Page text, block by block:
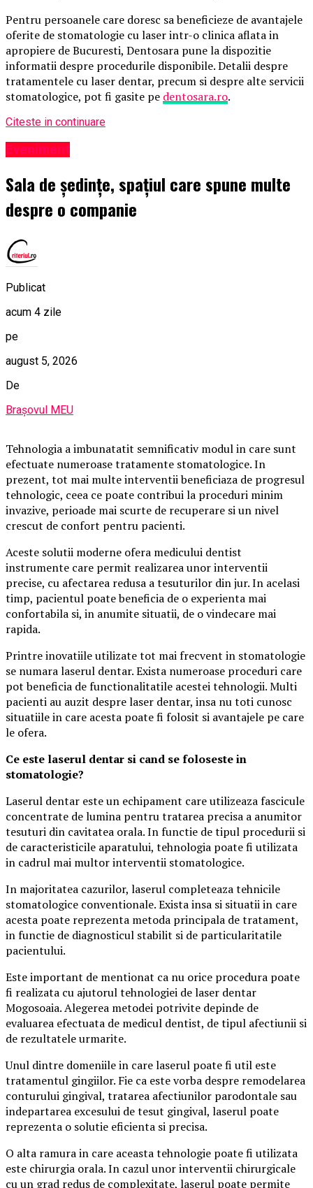
Pentru persoanele care doresc sa beneficieze de avantajele
oferite de stomatologie cu laser intr-o clinica aflata in
apropiere de Bucuresti, Dentosara pune la dispozitie
informatii despre procedurile disponibile. Detalii despre
tratamentele cu laser dentar, precum si despre alte servicii
stomatologice, pot fi gasite pe dentosara.ro.
Citeste in continuare
Eveniment
Sala de ședințe, spațiul care spune multe
despre o companie
Publicat
acum 4 zile
pe
august 5, 2026
De
Brașovul MEU
Tehnologia a imbunatatit semnificativ modul in care sunt
efectuate numeroase tratamente stomatologice. In
prezent, tot mai multe interventii beneficiaza de progresul
tehnologic, ceea ce poate contribui la proceduri minim
invazive, perioade mai scurte de recuperare si un nivel
crescut de confort pentru pacienti.
Aceste solutii moderne ofera medicului dentist
instrumente care permit realizarea unor interventii
precise, cu afectarea redusa a tesuturilor din jur. In acelasi
timp, pacientul poate beneficia de o experienta mai
confortabila si, in anumite situatii, de o vindecare mai
rapida.
Printre inovatiile utilizate tot mai frecvent in stomatologie
se numara laserul dentar. Exista numeroase proceduri care
pot beneficia de functionalitatile acestei tehnologii. Multi
pacienti au auzit despre laser dentar, insa nu toti cunosc
situatiile in care acesta poate fi folosit si avantajele pe care
le ofera.
Ce este laserul dentar si cand se foloseste in
stomatologie?
Laserul dentar este un echipament care utilizeaza fascicule
concentrate de lumina pentru tratarea precisa a anumitor
tesuturi din cavitatea orala. In functie de tipul procedurii si
de caracteristicile aparatului, tehnologia poate fi utilizata
in cadrul mai multor interventii stomatologice.
In majoritatea cazurilor, laserul completeaza tehnicile
stomatologice conventionale. Exista insa si situatii in care
acesta poate reprezenta metoda principala de tratament,
in functie de diagnosticul stabilit si de particularitatile
pacientului.
Este important de mentionat ca nu orice procedura poate
fi realizata cu ajutorul tehnologiei de laser dentar
Mogosoaia. Alegerea metodei potrivite depinde de
evaluarea efectuata de medicul dentist, de tipul afectiunii si
de rezultatele urmarite.
Unul dintre domeniile in care laserul poate fi util este
tratamentul gingiilor. Fie ca este vorba despre remodelarea
conturului gingival, tratarea afectiunilor parodontale sau
indepartarea excesului de tesut gingival, laserul poate
reprezenta o solutie eficienta si precisa.
O alta ramura in care aceasta tehnologie poate fi utilizata
este chirurgia orala. In cazul unor interventii chirurgicale
cu un grad redus de complexitate, laserul poate permite